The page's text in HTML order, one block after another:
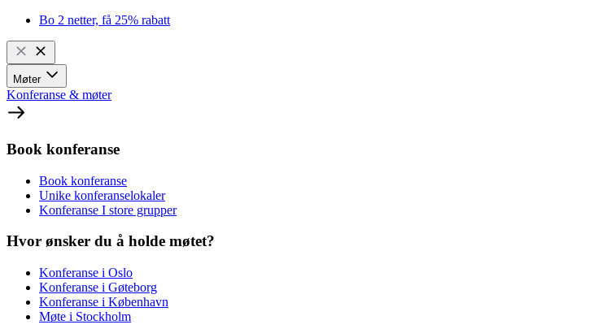
Bo 2 netter, få 25% rabatt
Møter
Konferanse & møter
Book konferanse
Book konferanse
Unike konferanselokaler
Konferanse I store grupper
Hvor ønsker du å holde møtet?
Konferanse i Oslo
Konferanse i Gøteborg
Konferanse i København
Møte i Stockholm